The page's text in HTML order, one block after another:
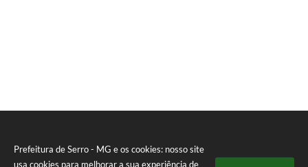
Prefeitura de Serro - MG e os cookies: nosso site
usa cookies para melhorar a sua experiência de